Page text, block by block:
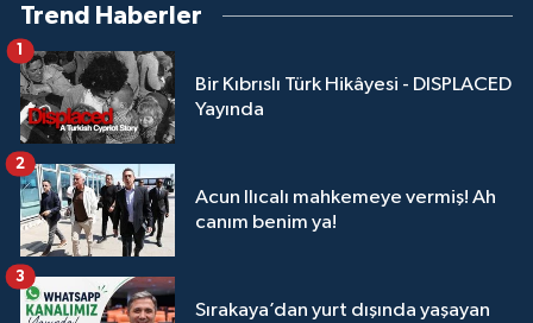
Trend Haberler
Bir Kıbrıslı Türk Hikâyesi - DISPLACED
Yayında
Acun Ilıcalı mahkemeye vermiş! Ah
canım benim ya!
2
Sırakaya’dan yurt dışında yaşayan
3